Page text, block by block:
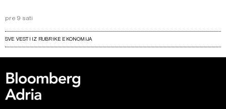
pre 9 sati
SVE VESTI IZ RUBRIKE EKONOMIJA